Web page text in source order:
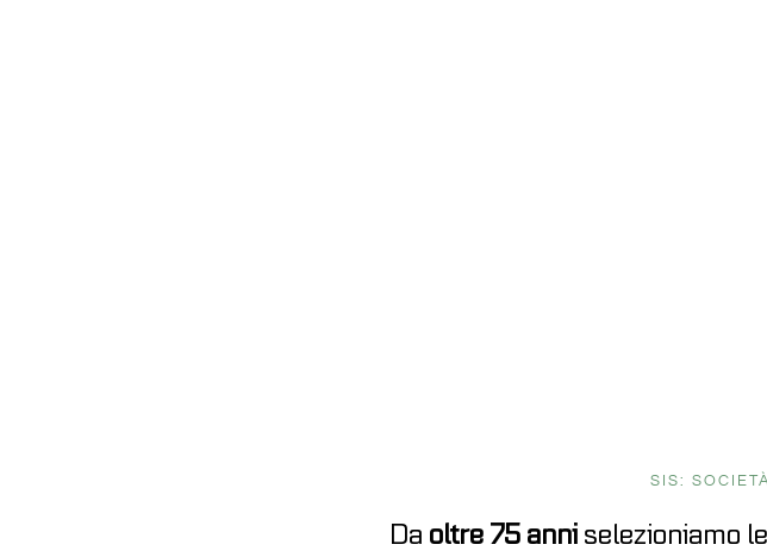
SIS:
Da oltre 75 anniselezioniamo